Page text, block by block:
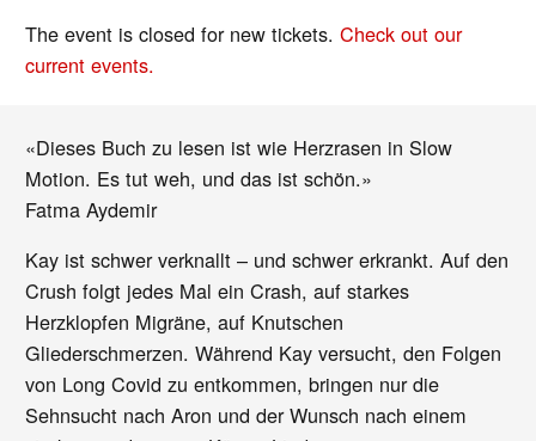
The event is closed for new tickets.Check out our
current events.
«Dieses Buch zu lesen ist wie Herzrasen in Slow
Motion. Es tut weh, und das ist schön.»
Fatma Aydemir
Kay ist schwer verknallt – und schwer erkrankt. Auf den
Crush folgt jedes Mal ein Crash, auf starkes
Herzklopfen Migräne, auf Knutschen
Gliederschmerzen. Während Kay versucht, den Folgen
von Long Covid zu entkommen, bringen nur die
Sehnsucht nach Aron und der Wunsch nach einem